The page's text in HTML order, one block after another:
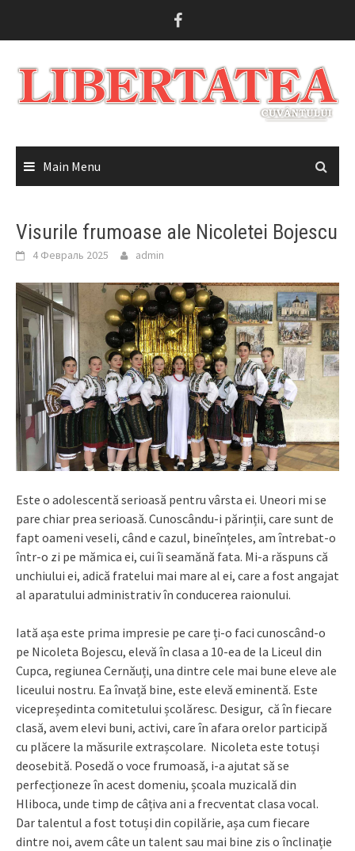
Main Menu
Visurile frumoase ale Nicoletei Bojescu
4 Февраль 2025 admin
Este o adolescentă serioasă pentru vârsta ei. Uneori mi se
pare chiar prea serioasă. Cunoscându-i părinții, care sunt de
fapt oameni veseli, când e cazul, bineînțeles, am întrebat-o
într-o zi pe mămica ei, cui îi seamănă fata. Mi-a răspuns că
unchiului ei, adică fratelui mai mare al ei, care a fost angajat
al aparatului administrativ în conducerea raionului.
Iată așa este prima impresie pe care ți-o faci cunoscând-o
pe Nicoleta Bojescu, elevă în clasa a 10-ea de la Liceul din
Cupca, regiunea Cernăuți, una dintre cele mai bune eleve ale
liceului nostru. Ea învață bine, este elevă eminentă. Este
vicepreședinta comitetului școlăresc. Desigur, că în fiecare
clasă, avem elevi buni, activi, care în afara orelor participă
cu plăcere la măsurile extrașcolare. Nicoleta este totuși
deosebită. Posedă o voce frumoasă, i-a ajutat să se
perfecționeze în acest domeniu, școala muzicală din
Hliboca, unde timp de câțiva ani a frecventat clasa vocal.
Dar talentul a fost totuși din copilărie, așa cum fiecare
dintre noi, avem câte un talent sau mai bine zis o înclinație